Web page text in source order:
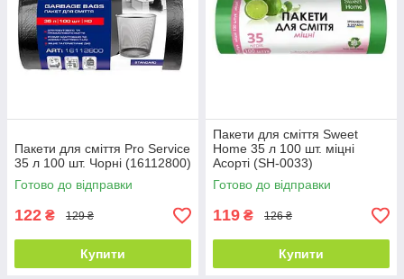
Пакети для сміття Pro Service
35 л 100 шт. Чорні (16112800)
Готово до відправки
122 ₴ 129 ₴
Купити
Пакети для сміття Sweet
Home 35 л 100 шт. міцні
Асорті (SH-0033)
Готово до відправки
119 ₴ 126 ₴
Купити